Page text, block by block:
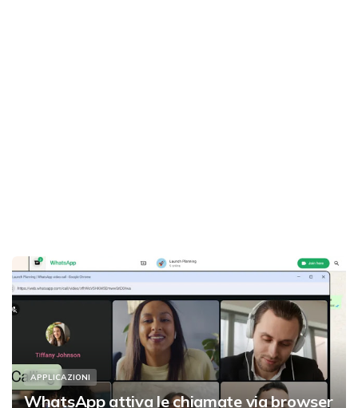
APPLICAZIONI
WhatsApp attiva le chiamate via browser